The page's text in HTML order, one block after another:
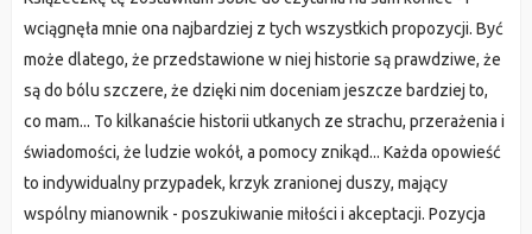
wciągnęła mnie ona najbardziej z tych wszystkich propozycji. Być
może dlatego, że przedstawione w niej historie są prawdziwe, że
są do bólu szczere, że dzięki nim doceniam jeszcze bardziej to,
co mam... To kilkanaście historii utkanych ze strachu, przerażenia i
świadomości, że ludzie wokół, a pomocy znikąd... Każda opowieść
to indywidualny przypadek, krzyk zranionej duszy, mający
wspólny mianownik - poszukiwanie miłości i akceptacji. Pozycja